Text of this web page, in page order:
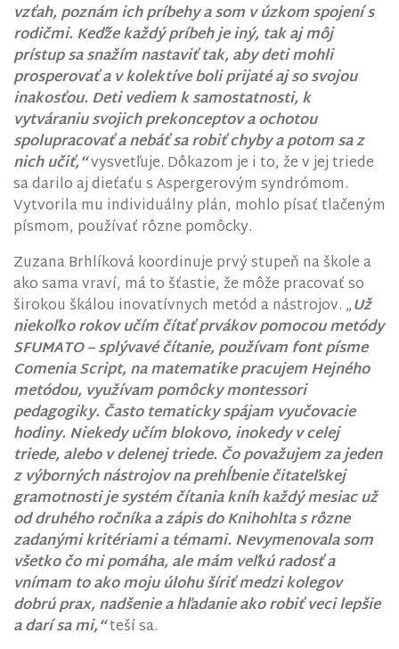
vzťah, poznám ich príbehy a som v úzkom spojení s
rodičmi. Keďže každý príbeh je iný, tak aj môj
prístup sa snažím nastaviť tak, aby deti mohli
prosperovať a v kolektíve boli prijaté aj so svojou
inakosťou. Deti vediem k samostatnosti, k
vytváraniu svojich prekonceptov a ochotou
spolupracovať a nebáť sa robiť chyby a potom sa z
nich učiť,“vysvetľuje. Dôkazom je i to, že v jej triede
sa darilo aj dieťaťu s Aspergerovým syndrómom.
Vytvorila mu individuálny plán, mohlo písať tlačeným
písmom, používať rôzne pomôcky.
Zuzana Brhlíková koordinuje prvý stupeň na škole a
ako sama vraví, má to šťastie, že môže pracovať so
širokou škálou inovatívnych metód a nástrojov. „Už
niekoľko rokov učím čítať prvákov pomocou metódy
SFUMATO – splývavé čítanie, používam font písme
Comenia Script, na matematike pracujem Hejného
metódou, využívam pomôcky montessori
pedagogiky. Často tematicky spájam vyučovacie
hodiny. Niekedy učím blokovo, inokedy v celej
triede, alebo v delenej triede. Čo považujem za jeden
z výborných nástrojov na prehĺbenie čitateľskej
gramotnosti je systém čítania kníh každý mesiac už
od druhého ročníka a zápis do Knihohlta s rôzne
zadanými kritériami a témami. Nevymenovala som
všetko čo mi pomáha, ale mám veľkú radosť a
vnímam to ako moju úlohu šíriť medzi kolegov
dobrú prax, nadšenie a hľadanie ako robiť veci lepšie
a darí sa mi,“teší sa.